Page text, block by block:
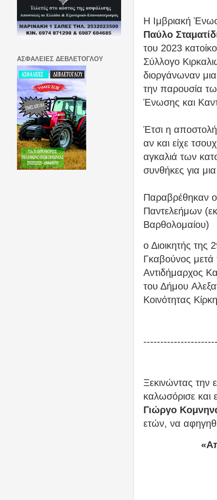
Η Ιμβριακή
Παύλο
του 2023
Σύλλογο
διοργάνωναν
την παρουσία
Ένωσης και
Έτσι η
αν και είχε
αγκαλιά των
συνθήκες για
Παραβρέθηκαν
Παντελεήμων
Βαρθολομαίου)
ο Διοικητής
Γκαβούνος
Αντιδήμαρχος
του Δήμου
Κοινότητας
Ξεκινώντας
καλωσόρισε και
Γιώργο
ετών, να
ΑΣΦΑΛΕΙΕΣ ΔΕΒΛΕΤΟΓΛΟΥ